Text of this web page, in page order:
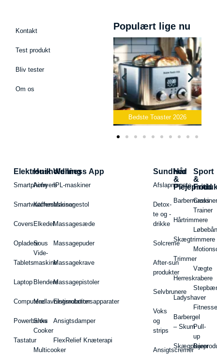
Kontakt
Test produkt
Bliv tester
Om os
Populært lige nu
Bedste Toaster 2026
Elektronik
Smartphone
Smartwatches
Covers
Opladere
Tablets
Laptop
Computere
Powerbanks
Tastatur
Husholdning
Airfryers
Kaffemaskiner
Elkedel
Sous
Vide-
maskine
Blendere
Madlavningsrobotter
Slow
Cooker
Multicooker
Wellness App
IPL-maskiner
Massagestol
Massagesæde
Massagepuder
Massagekrave
Massagepistoler
Elstimulationsapparater
Ansigtsdamper
FlexRelief Knæterapi
Sundhed
Afslapningste
Detox-
te og -
drikke
Solcreme
After-sun
produkter
Selvbrunere
Voks
og
strips
Ansigtscremer
Hår
&
Hårtrimmere
Skægtrimmere
Trimmer
Herreskrabere
Ladyshaver
Barbergel
– Skum
Sport
&
Fritid
Cross
Trainer
Vægte
Pull-
up
Barer